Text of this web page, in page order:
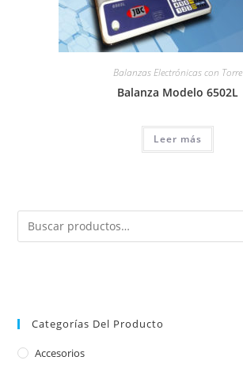
Balanzas Electrónicas con Torre
Balanza Modelo 6502L
Leer más
Categorías Del Producto
Accesorios